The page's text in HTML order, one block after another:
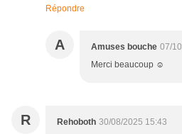
Répondre
A Amuses bouche 07/
Merci beaucoup ☺️
R Rehoboth 30/08/2025 15:43